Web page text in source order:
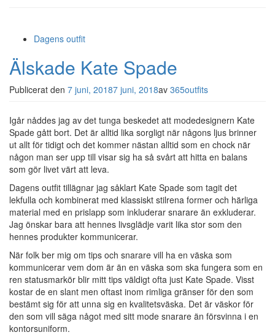
Dagens outfit
Älskade Kate Spade
Publicerat den 7 juni, 20187 juni, 2018av 365outfits
Igår nåddes jag av det tunga beskedet att modedesignern Kate
Spade gått bort. Det är alltid lika sorgligt när någons ljus brinner
ut allt för tidigt och det kommer nästan alltid som en chock när
någon man ser upp till visar sig ha så svårt att hitta en balans
som gör livet värt att leva.
Dagens outfit tillägnar jag såklart Kate Spade som tagit det
lekfulla och kombinerat med klassiskt stilrena former och härliga
material med en prislapp som inkluderar snarare än exkluderar.
Jag önskar bara att hennes livsglädje varit lika stor som den
hennes produkter kommunicerar.
När folk ber mig om tips och snarare vill ha en väska som
kommunicerar vem dom är än en väska som ska fungera som en
ren statusmarkör blir mitt tips väldigt ofta just Kate Spade. Visst
kostar de en slant men oftast inom rimliga gränser för den som
bestämt sig för att unna sig en kvalitetsväska. Det är väskor för
den som vill säga något med sitt mode snarare än försvinna i en
kontorsuniform.